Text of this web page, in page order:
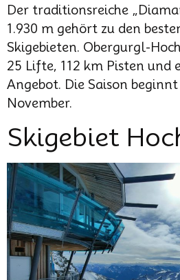
Der traditionsreiche
1.930 m gehört zu den
Skigebieten. Obergurgl-
25 Lifte, 112 km Pisten und
Angebot. Die Saison
November.
Skigebiet